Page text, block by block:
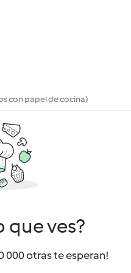
con papel de cocina)
que ves?
000 otras te esperan!